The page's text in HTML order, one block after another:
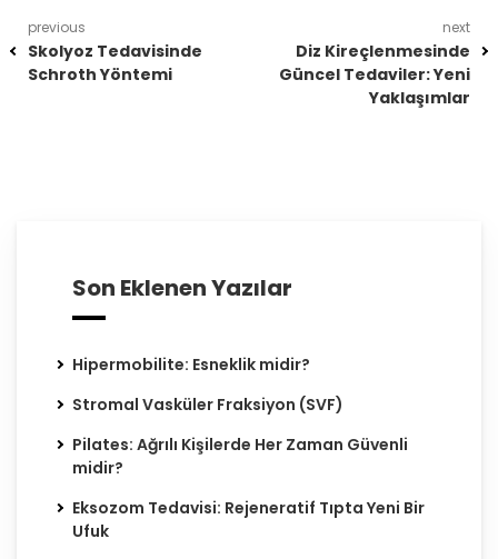
previous
Skolyoz Tedavisinde
Schroth Yöntemi
next
Diz Kireçlenmesinde
Güncel Tedaviler: Yeni
Yaklaşımlar
Son Eklenen Yazılar
Hipermobilite: Esneklik midir?
Stromal Vasküler Fraksiyon (SVF)
Pilates: Ağrılı Kişilerde Her Zaman Güvenli
midir?
Eksozom Tedavisi: Rejeneratif Tıpta Yeni Bir
Ufuk